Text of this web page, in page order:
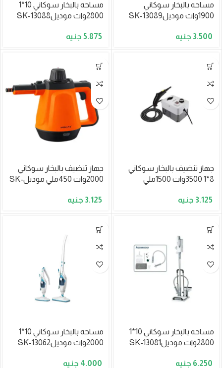
مساحه بالبخار سوكاني
1900وات موديلSK-13089
3.500
مساحه بالبخار سوكاني 10*1
2800وات موديلSK-13088
5.875
جهاز تنضيف بالبخار سوكاني
8*1 3500وات 1500ملي
3.125
جهاز تنضيف بالبخار سوكاني
2000وات 450ملي موديلSK-
3.125
مساحه بالبخار سوكاني 10*1
2800وات موديلSK-13081
6.250
مساحه بالبخار سوكاني 10*1
2000وات موديلSK-13062
4.000